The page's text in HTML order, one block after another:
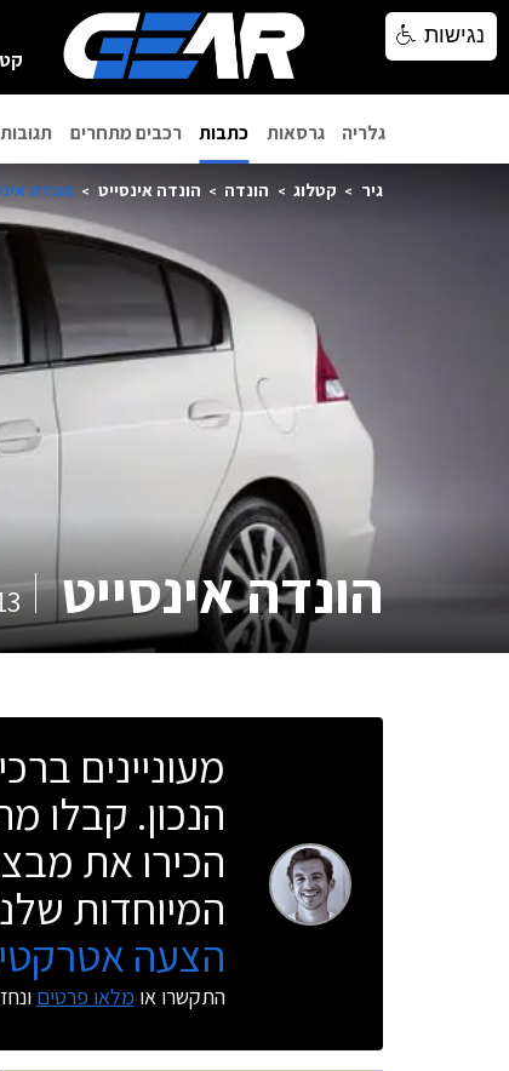
גלריה גרסאות כתבות רכבים מתחרים תגובות
גיר קטלוג הונדה הונדה אינסייט הונדה
הונדה אינסייט
מעוניינים
הנכון. קבלו
הכירו את
המיוחדות
הצעה
התקשרו או מלאו פרטים
נגישות
נגישות